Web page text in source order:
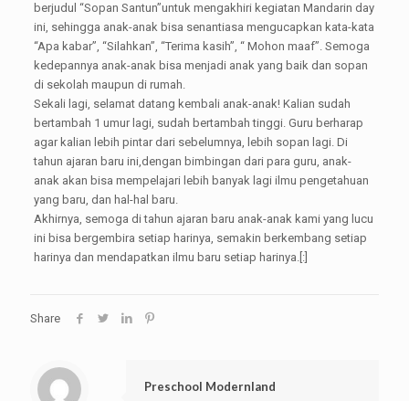
berjudul “Sopan Santun”untuk mengakhiri kegiatan Mandarin day
ini, sehingga anak-anak bisa senantiasa mengucapkan kata-kata
“Apa kabar”, “Silahkan”, “Terima kasih”, “ Mohon maaf”. Semoga
kedepannya anak-anak bisa menjadi anak yang baik dan sopan
di sekolah maupun di rumah.
Sekali lagi, selamat datang kembali anak-anak! Kalian sudah
bertambah 1 umur lagi, sudah bertambah tinggi. Guru berharap
agar kalian lebih pintar dari sebelumnya, lebih sopan lagi. Di
tahun ajaran baru ini,dengan bimbingan dari para guru, anak-
anak akan bisa mempelajari lebih banyak lagi ilmu pengetahuan
yang baru, dan hal-hal baru.
Akhirnya, semoga di tahun ajaran baru anak-anak kami yang lucu
ini bisa bergembira setiap harinya, semakin berkembang setiap
harinya dan mendapatkan ilmu baru setiap harinya.[:]
Share
Preschool Modernland